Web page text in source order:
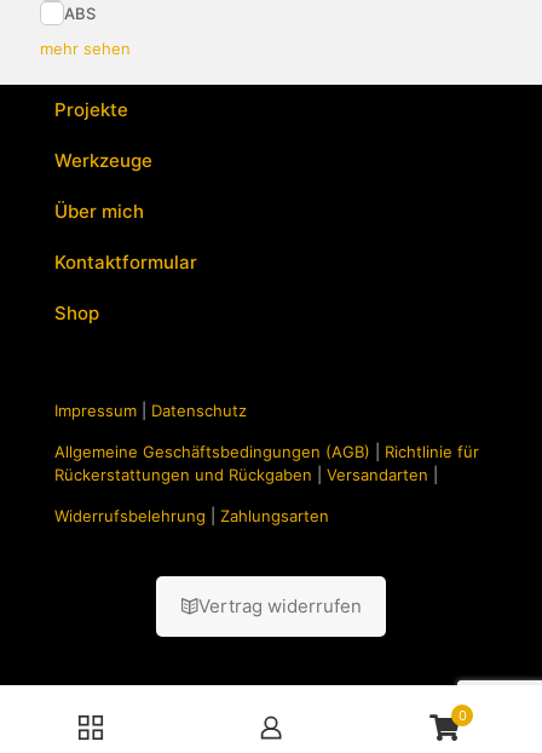
ABS
mehr sehen
Projekte
Werkzeuge
Über mich
Kontaktformular
Shop
Impressum Datenschutz
Allgemeine Geschäftsbedingungen (AGB)
Richtlinie für
Rückerstattungen und Rückgaben
Versandarten
Widerrufsbelehrung Zahlungsarten
Vertrag widerrufen
0